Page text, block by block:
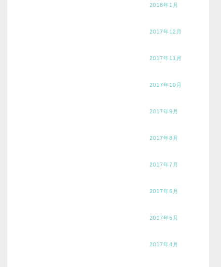
2018年1月
2017年12月
2017年11月
2017年10月
2017年9月
2017年8月
2017年7月
2017年6月
2017年5月
2017年4月